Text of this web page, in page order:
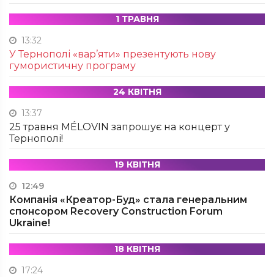
1 ТРАВНЯ
13:32
У Тернополі «вар’яти» презентують нову
гумористичну програму
24 КВІТНЯ
13:37
25 травня MÉLOVIN запрошує на концерт у
Тернополі!
19 КВІТНЯ
12:49
Компанія «Креатор-Буд» стала генеральним
спонсором Recovery Construction Forum
Ukraine!
18 КВІТНЯ
17:24